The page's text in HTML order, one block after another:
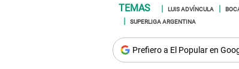
LUIS ADVÍNCULA
SUPERLIGA ARGENTINA
Prefiero a El Popular en